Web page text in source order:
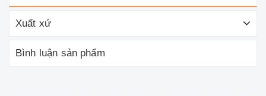
Xuất xứ
Bình luận sản phẩm